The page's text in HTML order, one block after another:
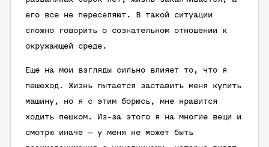
его все не переселяют. В такой ситуации
сложно говорить о сознательном отношении к
окружающей среде.
Еще на мои взгляды сильно влияет то, что я
пешеход. Жизнь пытается заставить меня купить
машину, но я с этим борюсь, мне нравится
ходить пешком. Из-за этого я на многие вещи и
смотрю иначе — у меня не может быть